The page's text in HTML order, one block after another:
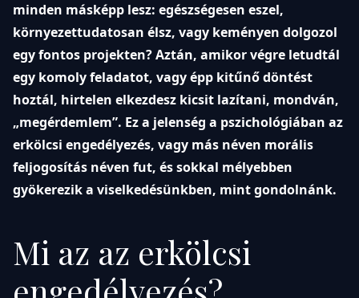
minden másképp lesz: egészségesen eszel,
környezettudatosan élsz, vagy keményen dolgozol
egy fontos projekten? Aztán, amikor végre letudtál
egy komoly feladatot, vagy épp kitűnő döntést
hoztál, hirtelen elkezdesz kicsit lazítani, mondván,
„megérdemlem”. Ez a jelenség a pszichológiában az
erkölcsi engedélyezés, vagy más néven morális
feljogosítás néven fut, és sokkal mélyebben
gyökerezik a viselkedésünkben, mint gondolnánk.
Mi az az erkölcsi